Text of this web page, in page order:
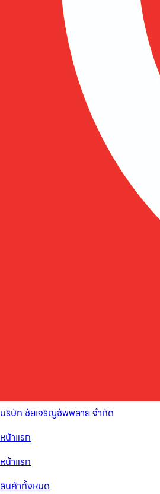
บริษัท ชัยเจริญซัพพลาย จำกัด
หน้าแรก
หน้าแรก
สินค้าทั้งหมด